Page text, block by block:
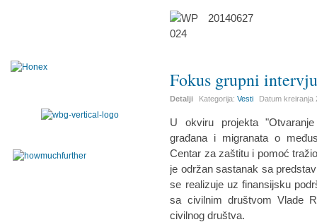
Fokus grupni
Detalji Kategorija:Vesti Datum kreiranja
U okviru projekta
građana i migranata o
Centar za zaštitu i pomoć
je održan sastanak sa
se realizuje uz finansijsku
sa civilnim društvom Vlade
civilnog društva.